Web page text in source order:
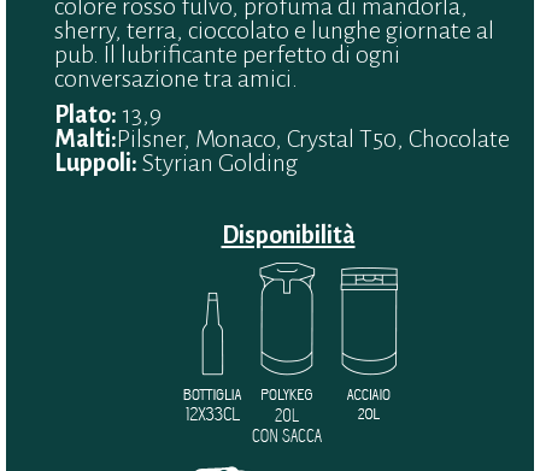
colore rosso fulvo, profuma di mandorla,
sherry, terra, cioccolato e lunghe giornate al
pub. Il lubrificante perfetto di ogni
conversazione tra amici.
Plato: 13,9
Malti:Pilsner, Monaco, Crystal T50, Chocolate
Luppoli: Styrian Golding
Disponibilità